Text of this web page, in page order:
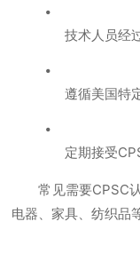
技术人员经
遵循美国特
定期接受
常见需要CPSC
电器、家具、纺织品